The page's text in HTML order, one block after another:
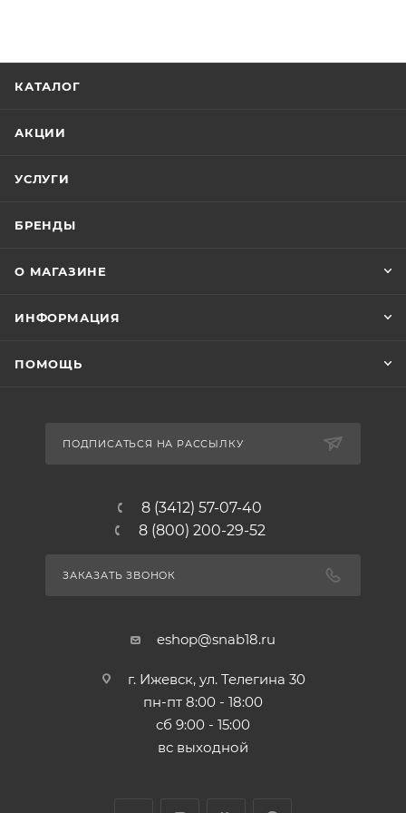
КАТАЛОГ
АКЦИИ
УСЛУГИ
БРЕНДЫ
О МАГАЗИНЕ
ИНФОРМАЦИЯ
ПОМОЩЬ
ПОДПИСАТЬСЯ НА РАССЫЛКУ
8 (3412) 57-07-40
8 (800) 200-29-52
ЗАКАЗАТЬ ЗВОНОК
eshop@snab18.ru
г. Ижевск, ул. Телегина 30
пн-пт 8:00 - 18:00
сб 9:00 - 15:00
вс выходной